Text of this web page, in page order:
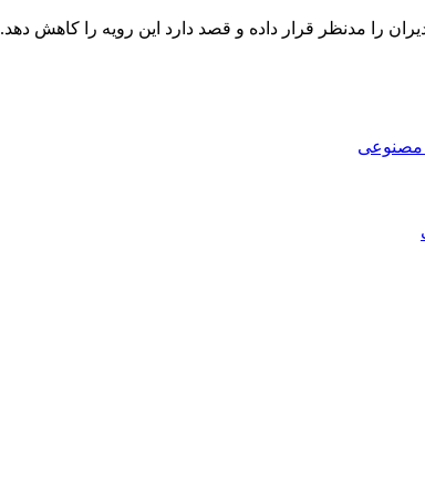
را مدنظر قرار داده و قصد دارد این رویه را کاهش دهد.